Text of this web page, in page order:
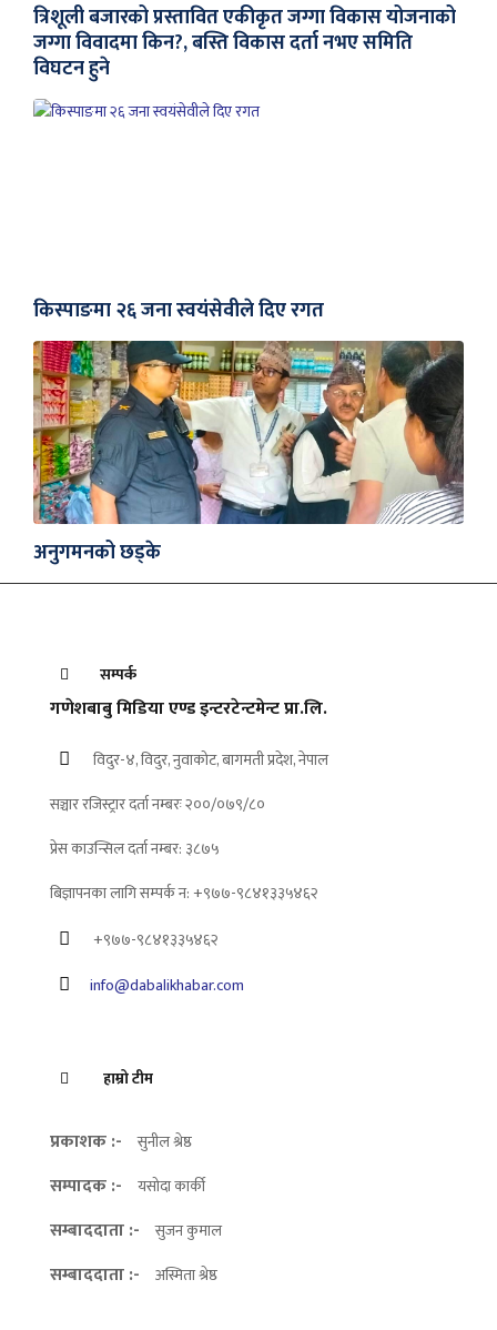
त्रिशूली बजारको प्रस्तावित एकीकृत जग्गा विकास योजनाको
जग्गा विवादमा किन?, बस्ति विकास दर्ता नभए समिति
विघटन हुने
किस्पाङमा २६ जना स्वयंसेवीले दिए रगत
अनुगमनको छड्के
सम्पर्क
गणेशबाबु मिडिया एण्ड इन्टरटेन्टमेन्ट प्रा.लि.
विदुर-४, विदुर, नुवाकोट, बागमती प्रदेश, नेपाल
सञ्चार रजिस्ट्रार दर्ता नम्बरः २००/०७९/८०
प्रेस काउन्सिल दर्ता नम्बर: ३८७५
बिज्ञापनका लागि सम्पर्क न: +९७७-९८४१३३५४६२
+९७७-९८४१३३५४६२
info@dabalikhabar.com
हाम्रो टीम
प्रकाशक :- सुनील श्रेष्ठ
सम्पादक :- यसोदा कार्की
सम्बाददाता :- सुजन कुमाल
सम्बाददाता :- अस्मिता श्रेष्ठ